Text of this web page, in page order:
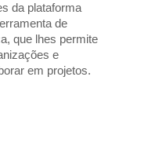
da plataforma
de
que lhes permite
e
em projetos.